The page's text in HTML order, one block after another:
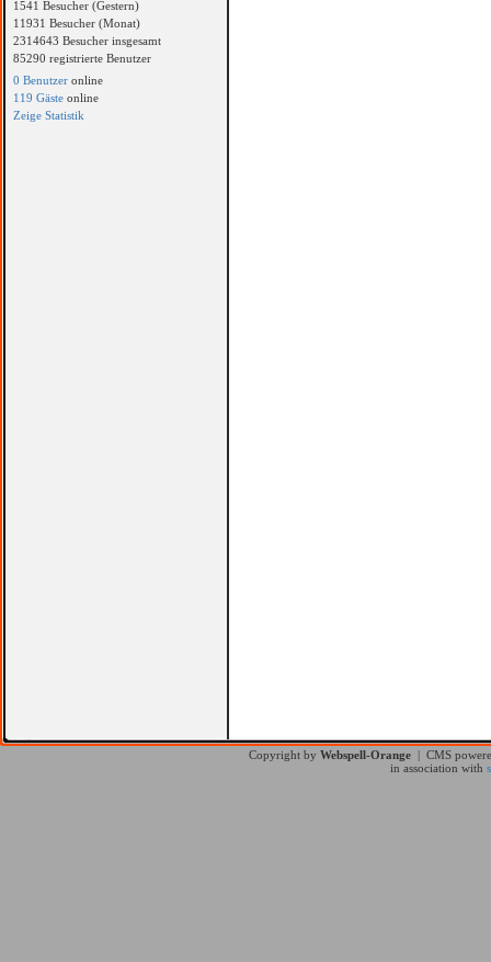
1541 Besucher (Gestern)
11931 Besucher (Monat)
2314643 Besucher insgesamt
85290 registrierte Benutzer
0 Benutzer online
119 Gäste online
Zeige Statistik
Copyright byWebspell-Orange | CMS
in association with